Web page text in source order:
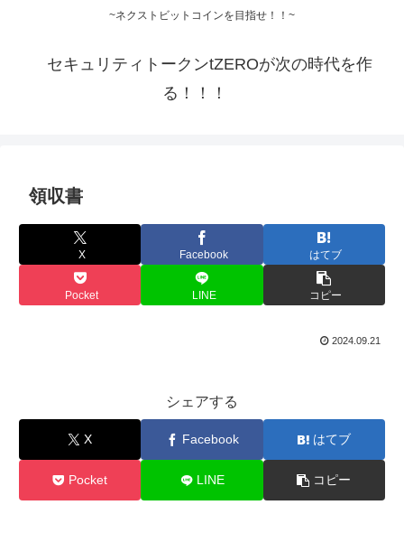
~ネクストビットコインを目指せ！！~
セキュリティトークンtZEROが次の時代を作
る！！！
領収書
X Facebook はてブ
Pocket LINE コピー
2024.09.21
シェアする
X Facebook はてブ
Pocket LINE コピー